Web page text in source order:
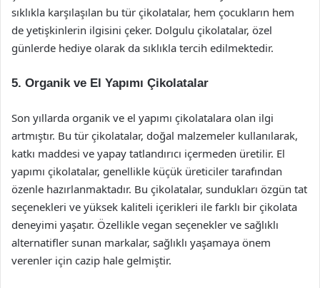
sıklıkla karşılaşılan bu tür çikolatalar, hem çocukların hem
de yetişkinlerin ilgisini çeker. Dolgulu çikolatalar, özel
günlerde hediye olarak da sıklıkla tercih edilmektedir.
5. Organik ve El Yapımı Çikolatalar
Son yıllarda organik ve el yapımı çikolatalara olan ilgi
artmıştır. Bu tür çikolatalar, doğal malzemeler kullanılarak,
katkı maddesi ve yapay tatlandırıcı içermeden üretilir. El
yapımı çikolatalar, genellikle küçük üreticiler tarafından
özenle hazırlanmaktadır. Bu çikolatalar, sundukları özgün tat
seçenekleri ve yüksek kaliteli içerikleri ile farklı bir çikolata
deneyimi yaşatır. Özellikle vegan seçenekler ve sağlıklı
alternatifler sunan markalar, sağlıklı yaşamaya önem
verenler için cazip hale gelmiştir.